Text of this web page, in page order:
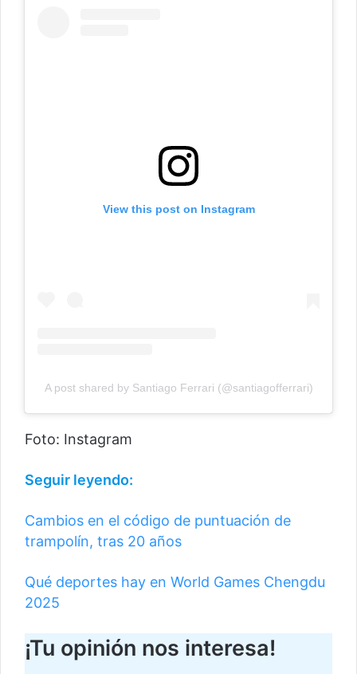
View this post on Instagram
A post shared by Santiago Ferrari (@santiagofferrari)
Foto: Instagram
Seguir leyendo:
Cambios en el código de puntuación de
trampolín, tras 20 años
Qué deportes hay en World Games Chengdu
2025
¡Tu opinión nos interesa!